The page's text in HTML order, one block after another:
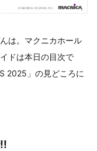
は。マクニカホール
ドは本日の目次で
2025」の見どころに